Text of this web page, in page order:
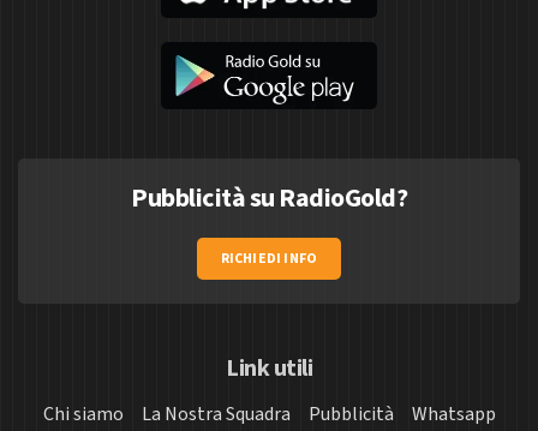
Pubblicità su RadioGold?
RICHIEDI INFO
Link utili
Chi siamo La Nostra Squadra Pubblicità
Whatsapp